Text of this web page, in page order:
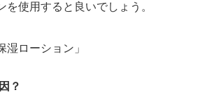
を使用すると良いでしょう。
ローション」
？